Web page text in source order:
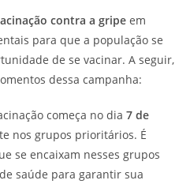
contra a gripe em
para que a população se
de se vacinar. A seguir,
dessa campanha:
começa no dia 7 de
nos grupos prioritários. É
se encaixam nesses grupos
saúde para garantir sua